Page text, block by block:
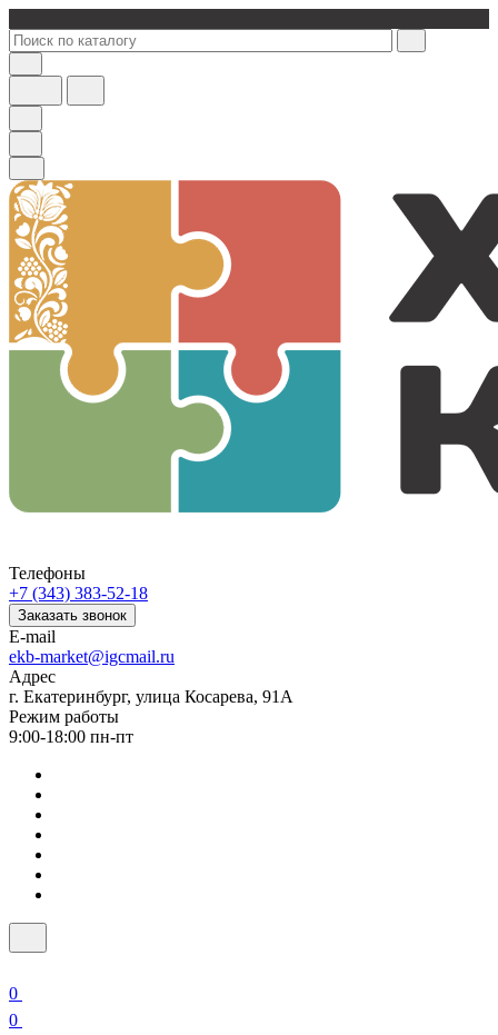
Телефоны
+7 (343) 383-52-18
Заказать звонок
E-mail
ekb-market@igcmail.ru
Адрес
г. Екатеринбург, улица Косарева, 91А
Режим работы
9:00-18:00 пн-пт
0
0